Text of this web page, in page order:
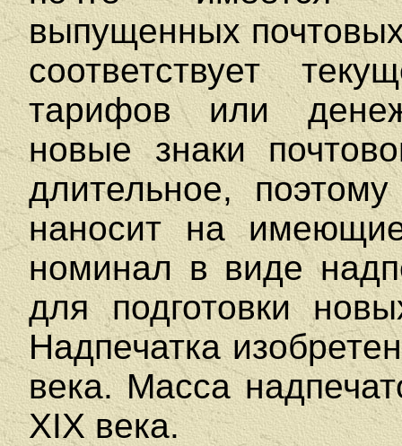
выпущенных
соответствует
тарифов или
новые знаки
длительное,
наносит на
номинал в виде
для подготовки
Надпечатка
века. Масса
XIX века.